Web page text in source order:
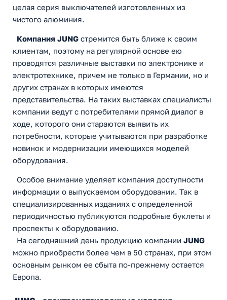
целая серия выключателей изготовленных из
чистого алюминия.
Компания JUNG стремится быть ближе к своим
клиентам, поэтому на регулярной основе ею
проводятся различные выставки по электронике и
электротехнике, причем не только в Германии, но и
других странах в которых имеются
представительства. На таких выставках специалисты
компании ведут с потребителями прямой диалог в
ходе, которого они стараются выявить их
потребности, которые учитываются при разработке
новинок и модернизации имеющихся моделей
оборудования.
Особое внимание уделяет компания доступности
информации о выпускаемом оборудовании. Так в
специализированных изданиях с определенной
периодичностью публикуются подробные буклеты и
проспекты к оборудованию.
На сегодняшний день продукцию компании JUNG
можно приобрести более чем в 50 странах, при этом
основным рынком ее сбыта по-прежнему остается
Европа.